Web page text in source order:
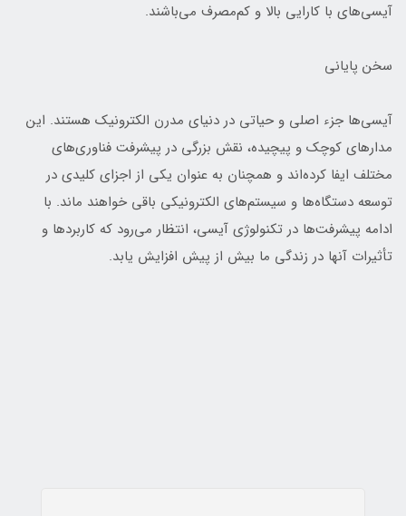
آیسی‌های با کارایی بالا و کم‌مصرف می‌باشند.
سخن پایانی
آیسی‌ها جزء اصلی و حیاتی در دنیای مدرن الکترونیک هستند. این
مدارهای کوچک و پیچیده، نقش بزرگی در پیشرفت فناوری‌های
مختلف ایفا کرده‌اند و همچنان به عنوان یکی از اجزای کلیدی در
توسعه دستگاه‌ها و سیستم‌های الکترونیکی باقی خواهند ماند. با
ادامه پیشرفت‌ها در تکنولوژی آیسی، انتظار می‌رود که کاربردها و
تأثیرات آنها در زندگی ما بیش از پیش افزایش یابد.